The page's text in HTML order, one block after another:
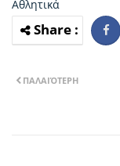
Αθλητικά
ΠΑΛΑΙΌΤΕΡΗ